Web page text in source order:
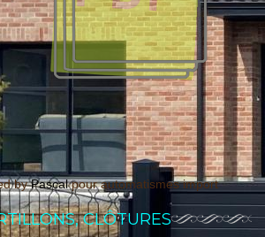
byPascalpour automatismes import
CLÔTURES